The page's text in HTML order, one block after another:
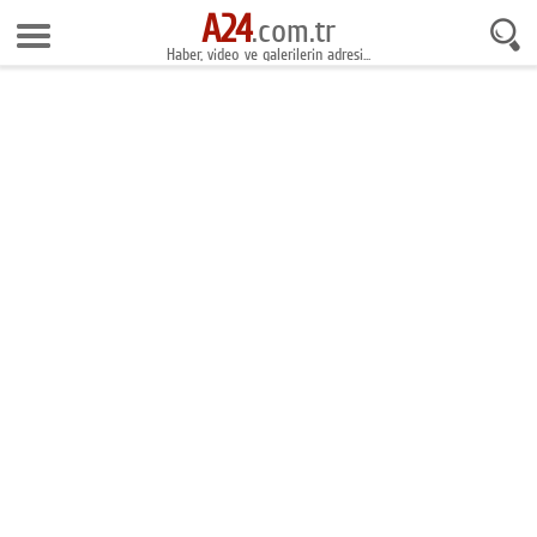
7 Ağustos 2026 15:29:21
Anasayfa
A24.com.tr
Haber, video ve galerilerin adresi...